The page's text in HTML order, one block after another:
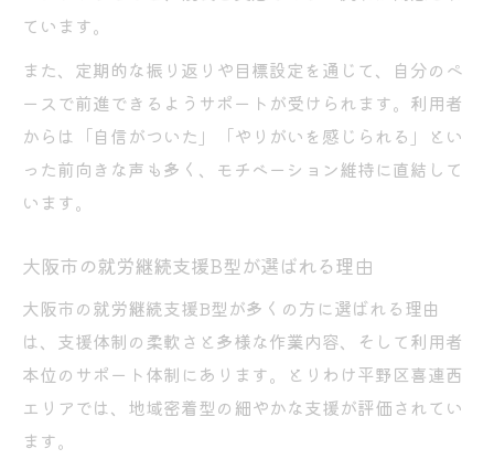
ています。
また、定期的な振り返りや目標設定を通じて、自分のペ
ースで前進できるようサポートが受けられます。利用者
からは「自信がついた」「やりがいを感じられる」とい
った前向きな声も多く、モチベーション維持に直結して
います。
大阪市の就労継続支援B型が選ばれる理由
大阪市の就労継続支援B型が多くの方に選ばれる理由
は、支援体制の柔軟さと多様な作業内容、そして利用者
本位のサポート体制にあります。とりわけ平野区喜連西
エリアでは、地域密着型の細やかな支援が評価されてい
ます。